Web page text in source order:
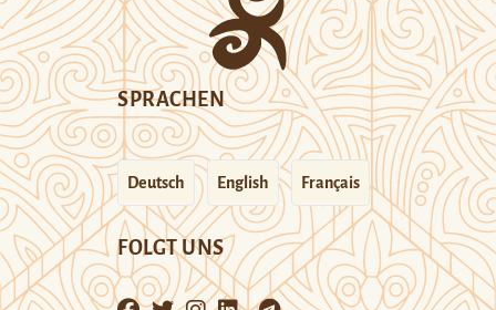
SPRACHEN
Deutsch English Français
FOLGT UNS